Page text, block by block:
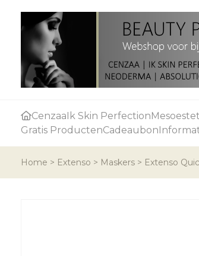
CenzaaIk Skin Perfection
Gratis ProductenCadeaubon
Home > Extenso > Maskers > Extenso